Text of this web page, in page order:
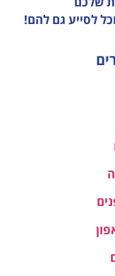
לסייע גם להם!